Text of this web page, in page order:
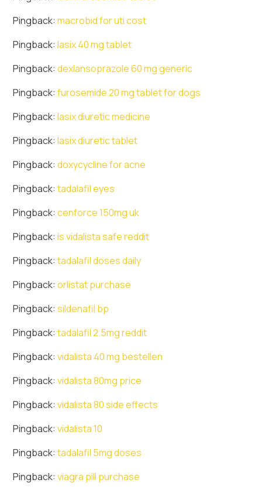
Pingback:macrobid for uti cost
Pingback:lasix 40 mg tablet
Pingback:dexlansoprazole 60 mg generic
Pingback:furosemide 20 mg tablet for dogs
Pingback:lasix diuretic medicine
Pingback:lasix diuretic tablet
Pingback:doxycycline for acne
Pingback:tadalafil eyes
Pingback:cenforce 150mg uk
Pingback:is vidalista safe reddit
Pingback:tadalafil doses daily
Pingback:orlistat purchase
Pingback:sildenafil bp
Pingback:tadalafil 2.5mg reddit
Pingback:vidalista 40 mg bestellen
Pingback:vidalista 80mg price
Pingback:vidalista 80 side effects
Pingback:vidalista 10
Pingback:tadalafil 5mg doses
Pingback:viagra pill purchase